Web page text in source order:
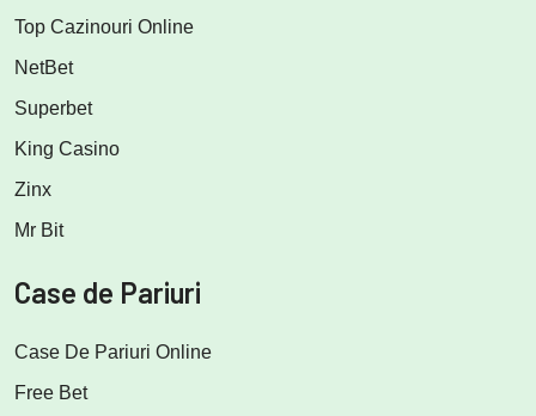
Top Cazinouri Online
NetBet
Superbet
King Casino
Zinx
Mr Bit
Case de Pariuri
Case De Pariuri Online
Free Bet